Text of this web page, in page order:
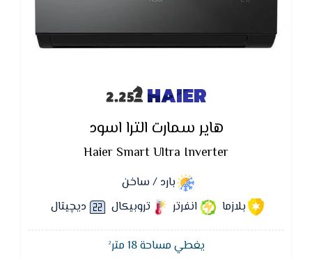
HAIER
هاير سمارت الترا اسود
Haier Smart Ultra Inverter
بارد / ساخن
بلازما
انفرتر تروبيكال ديچيتال
يغطي مساحة 18 متر²